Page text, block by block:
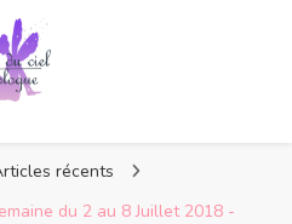
récents
du 2 au 8 Juillet 2018 -